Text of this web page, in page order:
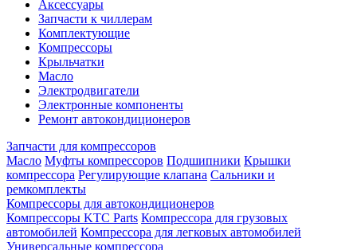
Аксессуары
Запчасти к чиллерам
Комплектующие
Компрессоры
Крыльчатки
Масло
Электродвигатели
Электронные компоненты
Ремонт автокондиционеров
Запчасти для компрессоров
Масло Муфты компрессоров Подшипники Крышки
компрессора Регулирующие клапана Сальники и
ремкомплекты
Компрессоры для автокондиционеров
Компрессоры KTC Parts Компрессора для грузовых
автомобилей Компрессора для легковых автомобилей
Универсальные компрессора